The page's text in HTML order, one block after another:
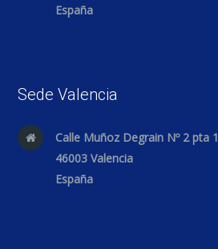
España
Sede Valencia
Calle Muñoz Degrain Nº 2 pta 1
46003 Valencia
España